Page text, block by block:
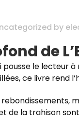
by
de
pousse le lecteur
ce livre rend
rebondissements,
de la trahison